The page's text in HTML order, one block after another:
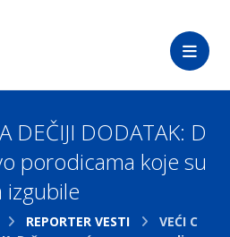
DEČIJI DODATAK: D
porodicama koje su
izgubile
REPORTER VESTI
VEĆI C